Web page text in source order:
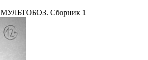
МУЛЬТОБОЗ. Сборник 1